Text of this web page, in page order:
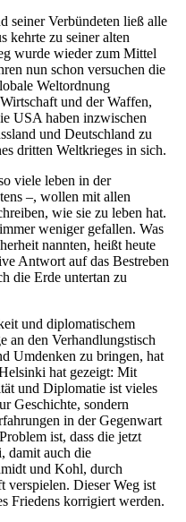
seiner Verbündeten ließ alle
kehrte zu seiner alten
wurde wieder zum Mittel
nun schon versuchen die
Weltordnung
und der Waffen,
USA haben inzwischen
und Deutschland zu
dritten Weltkrieges in sich.
viele leben in der
–, wollen mit allen
wie sie zu leben hat.
weniger gefallen. Was
nannten, heißt heute
Antwort auf das Bestreben
die Erde untertan zu
und diplomatischem
an den Verhandlungstisch
Umdenken zu bringen, hat
hat gezeigt: Mit
und Diplomatie ist vieles
Geschichte, sondern
in der Gegenwart
ist, dass die jetzt
damit auch die
und Kohl, durch
verspielen. Dieser Weg ist
Friedens korrigiert werden.